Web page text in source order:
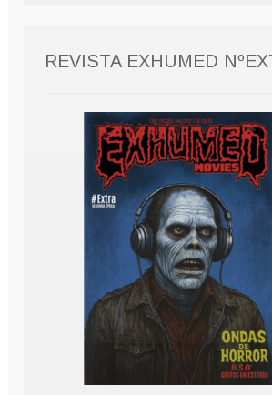
REVISTA EXHUMED